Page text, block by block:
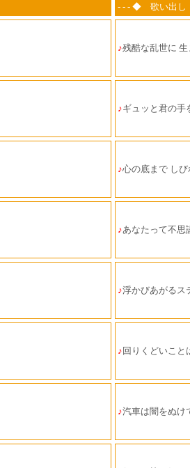
- - - ◆ 歌い出し
♪残酷な乱世に
♪ギュッと君の手
♪心の底まで し
♪あなたって不思
♪浮かびあがるス
♪ 回りくどいこと
♪汽車は闇をぬけ